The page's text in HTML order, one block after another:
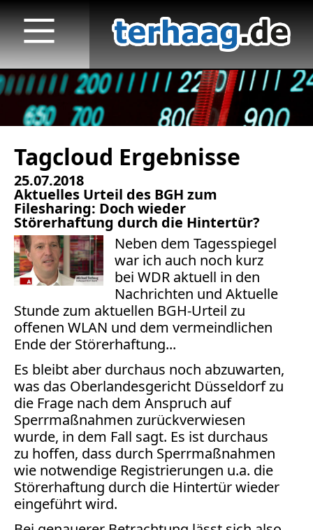
Tagcloud Ergebnisse
25.07.2018
Aktuelles Urteil des BGH zum
Filesharing: Doch wieder
Störerhaftung durch die Hintertür?
Neben demTagesspiegel
war ich auch noch kurz
bei WDR aktuell in den
Nachrichten und Aktuelle
Stunde zum aktuellen BGH-Urteil zu
offenen WLAN und dem vermeindlichen
Ende der Störerhaftung...
Es bleibt aber durchaus noch abzuwarten,
was das Oberlandesgericht Düsseldorf zu
die Frage nach dem Anspruch auf
Sperrmaßnahmen zurückverwiesen
wurde, in dem Fall sagt. Es ist durchaus
zu hoffen, dass durch Sperrmaßnahmen
wie notwendige Registrierungen u.a. die
Störerhaftung durch die Hintertür wieder
eingeführt wird.
Startseite
Veröffentlichungen
TV
Radio
print & online
Bücher
Vita
Kontakt
Datenschutz
AGB
Abmahnung
Aktuelle